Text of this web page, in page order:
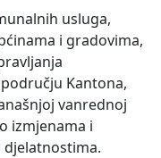
usluga,
i gradovima,
Kantona,
vanrednoj
izmjenama i